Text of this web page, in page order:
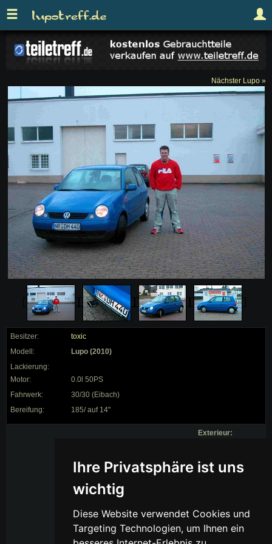
Ihre Privatsphäre ist uns
wichtig
Diese Website verwendet Cookies und
Targeting Technologien, um Ihnen ein
Nächster Lupo »
Besitzer:
toxic
Modell:
Lupo (2010)
Lackierung:
Motor:
0.0l 50PS
Fahrwerk:
30/30 (Eibach)
Bereifung:
185/ auf 14"
Exterieur:
ESD DTM
oval,Alus aber nit